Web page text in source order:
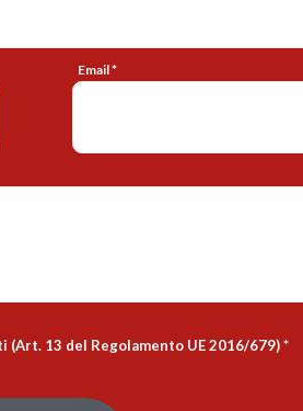
Email *
13 del Regolamento UE 2016/679)*